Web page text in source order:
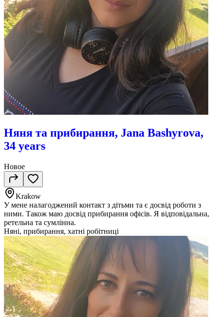
Няня та прибирання, Jana Bashyrova,
34 years
Новое
Krakow
У мене налагоджений контакт з дітьми та є досвід роботи з
ними. Також маю досвід прибирання офісів. Я відповідальна,
ретельна та сумлінна.
Няні, прибирання, хатні робітниці